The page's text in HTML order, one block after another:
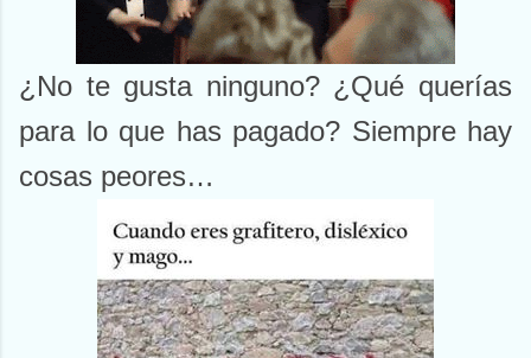
¿No te gusta ninguno? ¿Qué querías
para lo que has pagado? Siempre hay
cosas peores…